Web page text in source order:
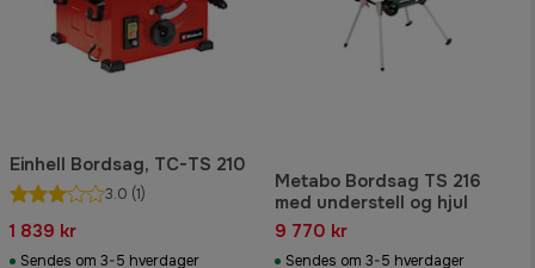
Einhell Bordsag, TC-TS 210
3.0 (1)
1 839 kr
Sendes om 3-5 hverdager
Metabo Bordsag TS 216
med understell og hjul
9 770 kr
Sendes om 3-5 hverdager